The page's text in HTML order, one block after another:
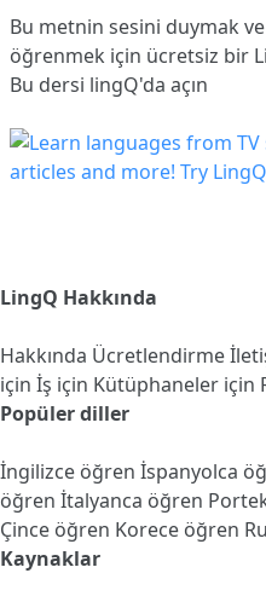
Bu metnin sesini duymak ve
öğrenmek için ücretsiz bir
Bu dersi lingQ'da açın
LingQ Hakkında
Hakkında Ücretlendirme
için İş için Kütüphaneler için
Popüler diller
İngilizce öğren İspanyolca
öğren İtalyanca öğren
Çince öğren Korece öğren
Kaynaklar